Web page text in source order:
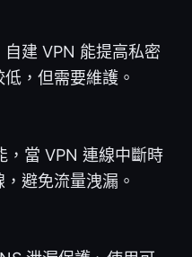
建 VPN 能提高私密
，但需要維護。
當 VPN 連線中斷時
避免流量洩漏。